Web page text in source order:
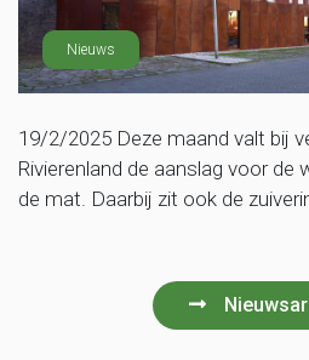
Nieuws
19/2/2025 Deze maand valt bij
Rivierenland de aanslag voor
de mat. Daarbij zit ook de